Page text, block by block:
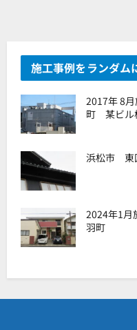
施工事例をランダム
2017年
町 某ビル
浜松市
2024年
羽